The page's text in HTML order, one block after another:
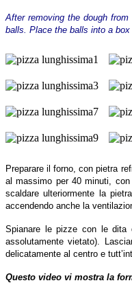
After removing the dough
balls. Place the balls into a box
Preparare il forno, con pietra
al massimo per 40 minuti,
scaldare ulteriormente la
accendendo anche la
Spianare le pizze con le
assolutamente vietato).
delicatamente al centro e
Questo video vi mostra la